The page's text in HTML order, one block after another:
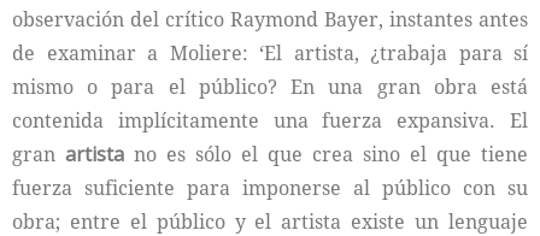
observación del crítico Raymond Bayer, instantes antes
de examinar a Moliere: ‘El artista, ¿trabaja para sí
mismo o para el público? En una gran obra está
contenida implícitamente una fuerza expansiva. El
gran artista no es sólo el que crea sino el que tiene
fuerza suficiente para imponerse al público con su
obra; entre el público y el artista existe un lenguaje